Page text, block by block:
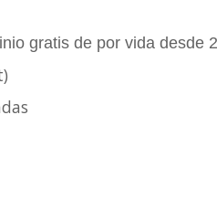
gratis de por vida desde